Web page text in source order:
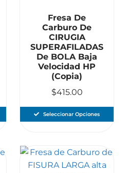
Fresa De
Carburo De
CIRUGIA
SUPERAFILADAS
De BOLA Baja
Velocidad HP
(copia)
$415.00
Seleccionar Opciones